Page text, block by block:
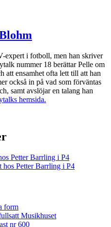
expert i fotboll, men han skriver
nummer 18 berättar Pelle om
att ensamhet ofta lett till att han
också in på vad som förväntas
samt avslöjar en talang han
hemsida.
Petter Barrling i P4
hos Petter Barrling i P4
form
Musikhuset
nr 600